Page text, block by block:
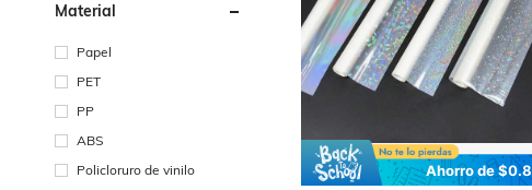
Material
Papel
PET
PP
ABS
Policloruro de vinilo
Ahorro de